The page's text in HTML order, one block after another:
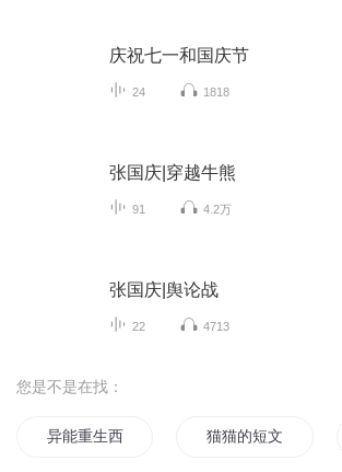
庆祝七一和国庆节
24 1818
张国庆|穿越牛熊
91 4.2万
张国庆|舆论战
22 4713
您是不是在找：
异能重生西门庆 猫猫的短文集